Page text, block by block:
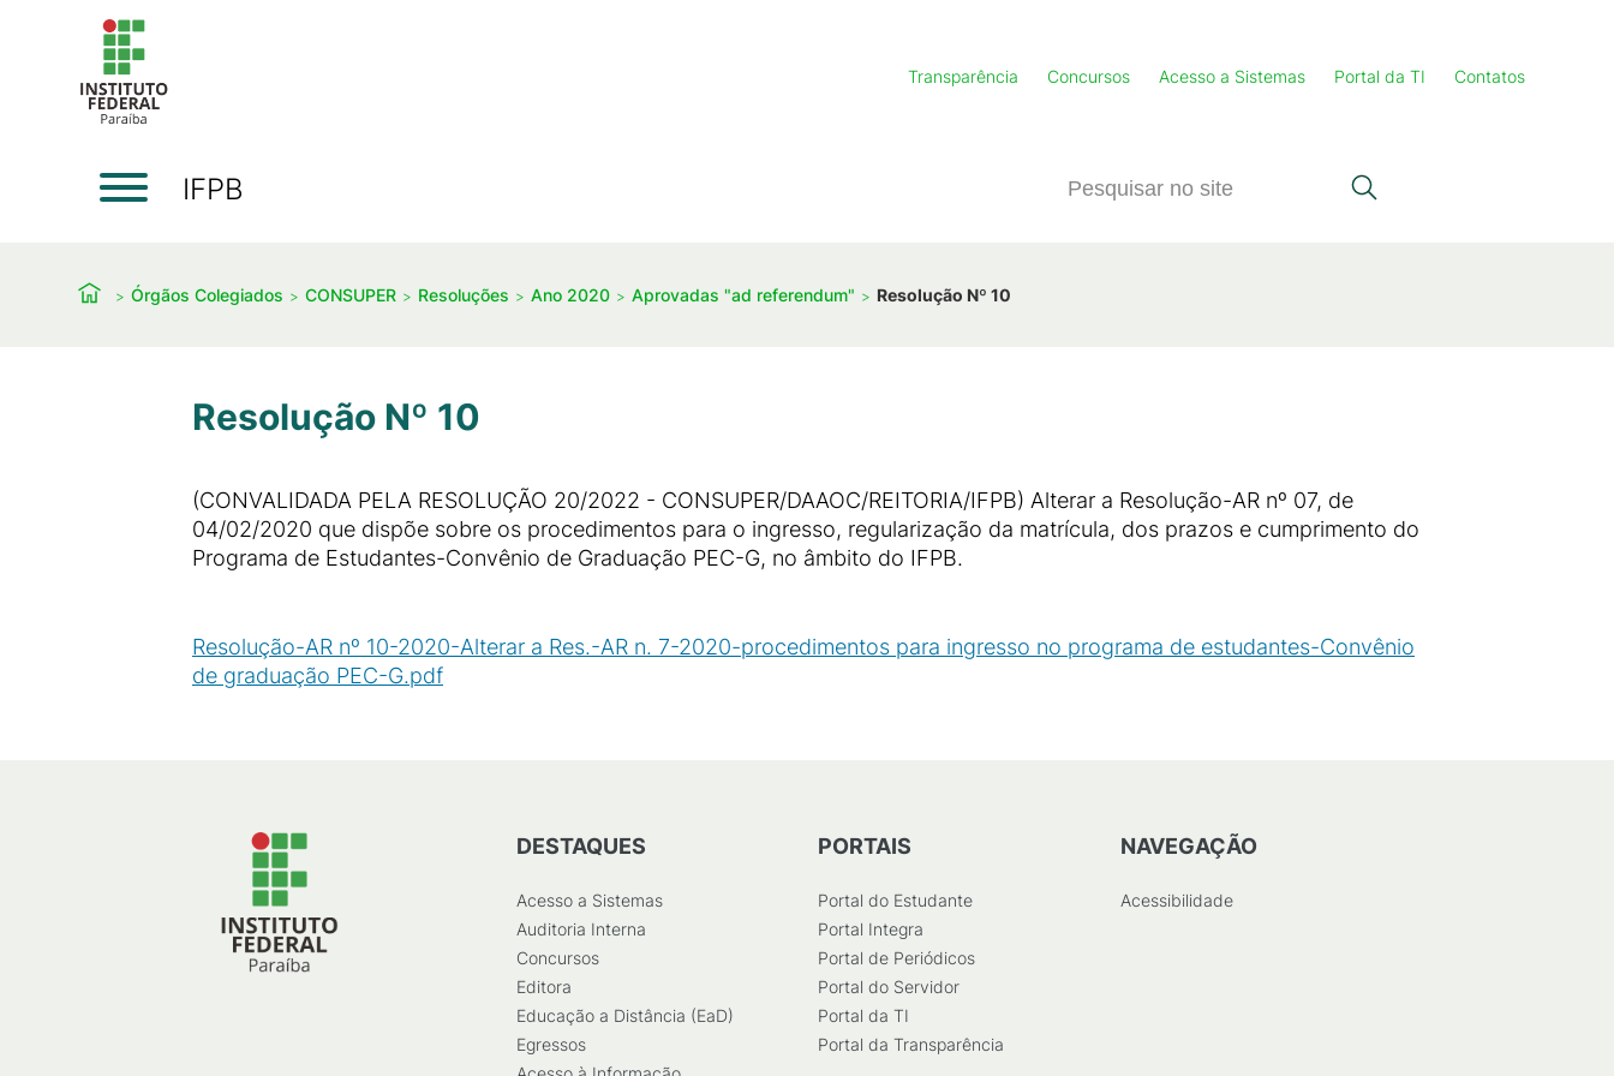
Transparência Concursos Acesso a Sistemas Portal da TI Contatos
IFPB
Órgãos Colegiados CONSUPER Resoluções Ano 2020 Aprovadas "ad referendum" Resolução Nº 10
Resolução Nº 10
(CONVALIDADA PELA RESOLUÇÃO 20/2022 - CONSUPER/DAAOC/REITORIA/IFPB) Alterar a Resolução-AR nº 07, de
04/02/2020 que dispõe sobre os procedimentos para o ingresso, regularização da matrícula, dos prazos e cumprimento do
Programa de Estudantes-Convênio de Graduação PEC-G, no âmbito do IFPB.
Resolução-AR nº 10-2020-Alterar a Res.-AR n. 7-2020-procedimentos para ingresso no programa de estudantes-Convênio
de graduação PEC-G.pdf
DESTAQUES
Acesso a Sistemas
Auditoria Interna
Concursos
Editora
Educação a Distância (EaD)
Egressos
PORTAIS
Portal do Estudante
Portal Integra
Portal de Periódicos
Portal do Servidor
Portal da TI
Portal da Transparência
NAVEGAÇÃO
Acessibilidade